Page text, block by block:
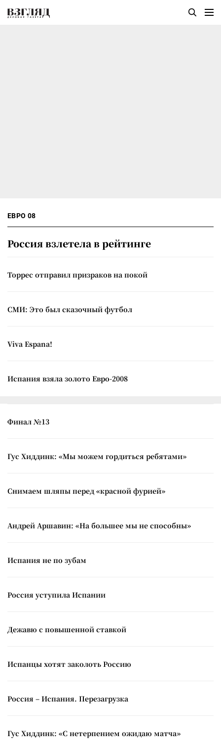
ЕВРО 08
Россия взлетела в рейтинге
Торрес отправил призраков на покой
СМИ: Это был сказочный футбол
Viva Espana!
Испания взяла золото Евро-2008
Финал №13
Гус Хиддинк: «Мы можем гордиться ребятами»
Снимаем шляпы перед «красной фурией»
Андрей Аршавин: «На большее мы не способны»
Испания не по зубам
Россия уступила Испании
Дежавю с повышенной ставкой
Испанцы хотят заколоть Россию
Россия – Испания. Перезагрузка
Гус Хиддинк: «С нетерпением ожидаю матча»